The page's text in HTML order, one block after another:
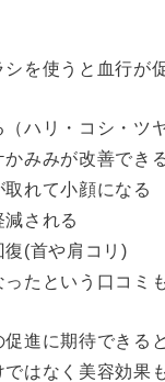
シを使うと血行が
（ハリ・コシ・ツ
かみみが改善でき
取れて小顔になる
減される
復(首や肩コリ)
ったという口コミも
促進に期待できる
はなく美容効果